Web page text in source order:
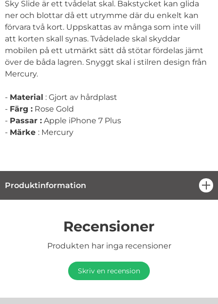
Sky Slide är ett tvådelat skal. Bakstycket kan glida
ner och blottar då ett utrymme där du enkelt kan
förvara två kort. Uppskattas av många som inte vill
att korten skall synas. Tvådelade skal skyddar
mobilen på ett utmärkt sätt då stötar fördelas jämt
över de båda lagren. Snyggt skal i stilren design från
Mercury.
- Material : Gjort av hårdplast
- Färg : Rose Gold
- Passar : Apple iPhone 7 Plus
- Märke : Mercury
Produktinformation
Recensioner
Produkten har inga recensioner
Skriv en recension